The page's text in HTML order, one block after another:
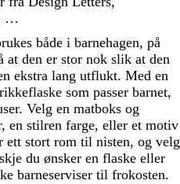
…
både i barnehagen, på
at den er stor nok slik at den
ekstra lang utflukt. Med en
som passer barnet,
Velg en matboks og
en stilren farge, eller et motiv
ett stort rom til nisten, og velg
du ønsker en flaske eller
barneserviser til frokosten.